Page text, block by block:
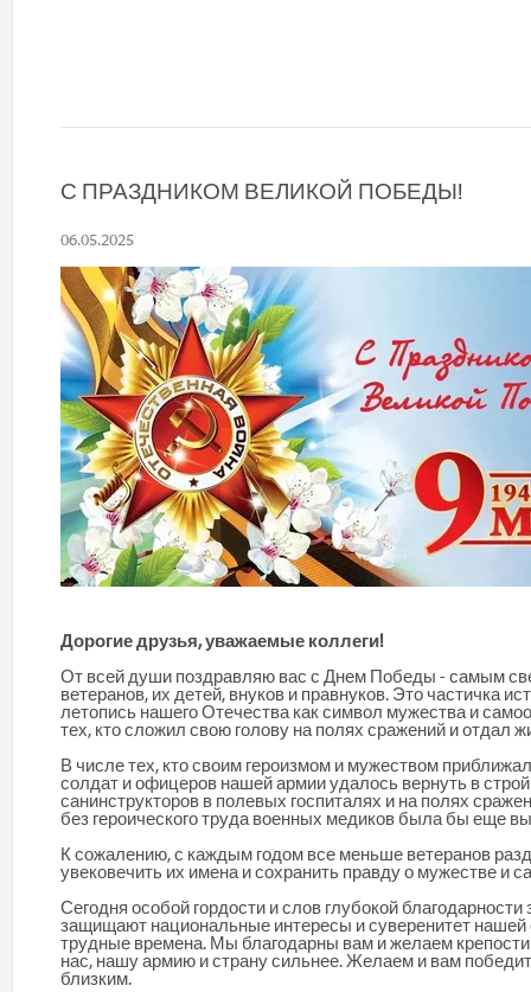
С ПРАЗДНИКОМ ВЕЛИКОЙ ПОБЕДЫ!
06.05.2025
Дорогие друзья, уважаемые коллеги!
От всей души поздравляю вас с Днем Победы - самым
ветеранов, их детей, внуков и правнуков. Это частичка
летопись нашего Отечества как символ мужества и
тех, кто сложил свою голову на полях сражений и отдал
В числе тех, кто своим героизмом и мужеством
солдат и офицеров нашей армии удалось вернуть в строй
санинструкторов в полевых госпиталях и на полях
без героического труда военных медиков была бы еще
К сожалению, с каждым годом все меньше ветеранов
увековечить их имена и сохранить правду о мужестве и
Сегодня особой гордости и слов глубокой
защищают национальные интересы и суверенитет
трудные времена. Мы благодарны вам и желаем
нас, нашу армию и страну сильнее. Желаем и вам
близким.